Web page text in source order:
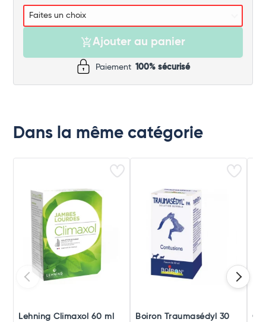
Ajouter au panier
Paiement 100% sécurisé
Dans la même catégorie
Lehning Climaxol 60 ml
Boiron Traumasédyl 30